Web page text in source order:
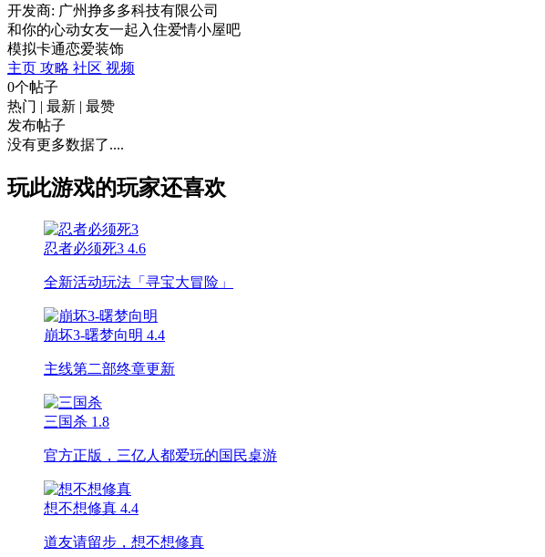
开发商: 广州挣多多科技有限公司
和你的心动女友一起入住爱情小屋吧
模拟卡通恋爱装饰
主页 攻略 社区 视频
0个帖子
热门 | 最新 | 最赞
发布帖子
没有更多数据了....
玩此游戏的玩家还喜欢
忍者必须死3 4.6
全新活动玩法「寻宝大冒险」
崩坏3-曙梦向明 4.4
主线第二部终章更新
三国杀 1.8
官方正版，三亿人都爱玩的国民桌游
想不想修真 4.4
道友请留步，想不想修真